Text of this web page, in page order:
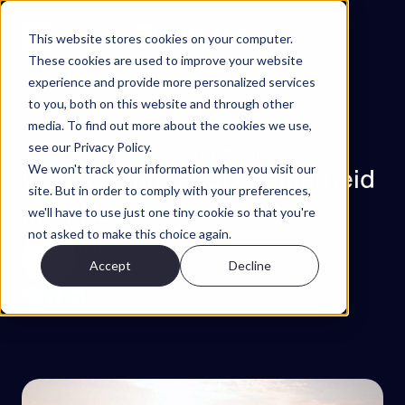
This website stores cookies on your computer.
These cookies are used to improve your website
experience and provide more personalized services
to you, both on this website and through other
media. To find out more about the cookies we use,
see our Privacy Policy.
We won't track your information when you visit our
site. But in order to comply with your preferences,
we'll have to use just one tiny cookie so that you're
not asked to make this choice again.
Accept Decline
Hopp til innhold
Prosjekter
Funksjoner
Kontakt
NO
EN ES SV
Try Walkable
Nyheter
Visuado inngår 3D-samarbeid
med Nåbo
Terje Bøhn
12. april 2024